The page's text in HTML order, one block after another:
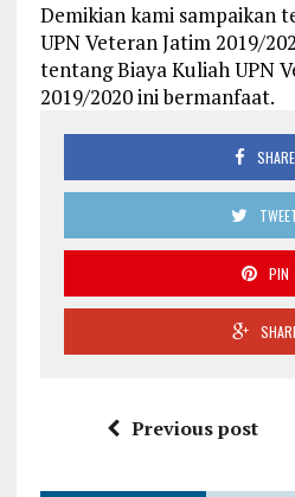
Demikian kami sampaikan
UPN Veteran Jatim 2019/
tentang Biaya Kuliah UPN
2019/2020 ini bermanfaat.
SHARE
PIN
Previous post